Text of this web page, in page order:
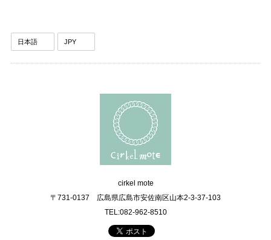
cirkel mote
〒731-0137 広島県広島市安佐南区山本2-3-37-103
TEL:082-962-8510